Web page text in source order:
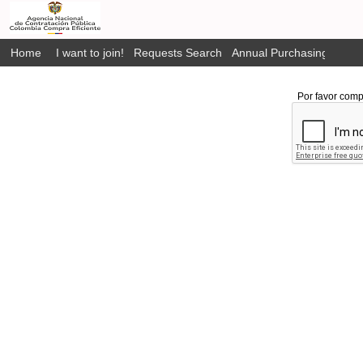
Home I want to join! Requests Search Annual Purchasing Plan
Por favor